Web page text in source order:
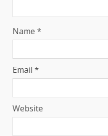
Name *
Email *
Website